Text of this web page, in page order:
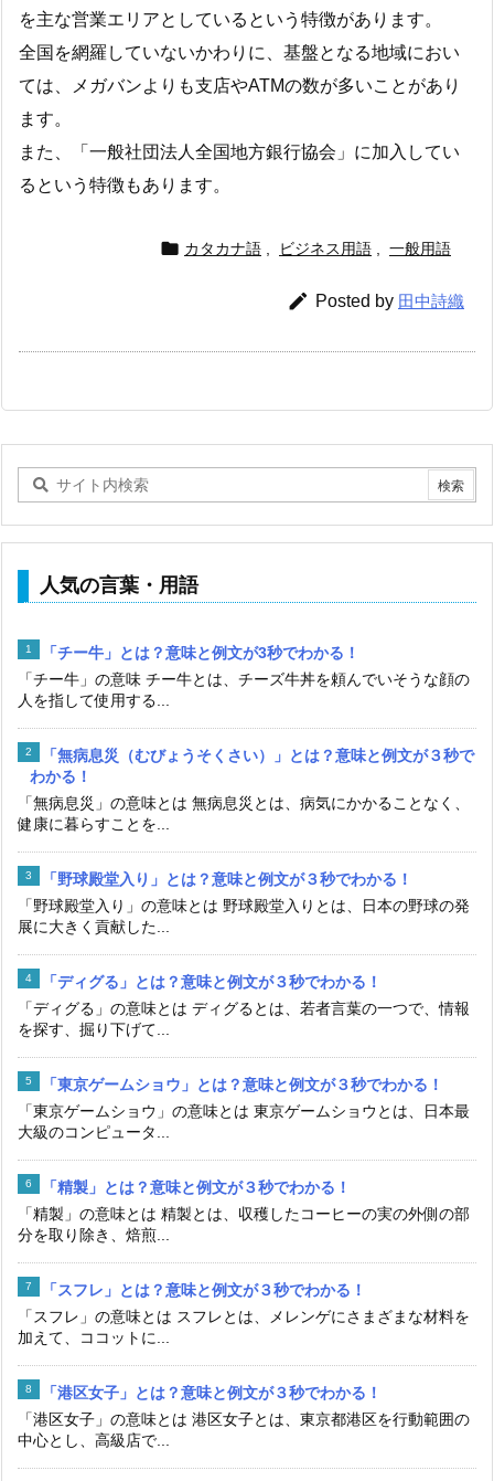
を主な営業エリアとしているという特徴があります。
全国を網羅していないかわりに、基盤となる地域におい
ては、メガバンよりも支店やATMの数が多いことがあり
ます。
また、「一般社団法人全国地方銀行協会」に加入してい
るという特徴もあります。
 カタカナ語 ビジネス用語 一般用語
 Posted by 田中詩織
人気の言葉・用語
「チー牛」とは？意味と例文が3秒でわかる！
「チー牛」の意味 チー牛とは、チーズ牛丼を頼んでいそうな顔の
人を指して使用する...
「無病息災（むびょうそくさい）」とは？意味と例文が３秒で
わかる！
「無病息災」の意味とは 無病息災とは、病気にかかることなく、
健康に暮らすことを...
「野球殿堂入り」とは？意味と例文が３秒でわかる！
「野球殿堂入り」の意味とは 野球殿堂入りとは、日本の野球の発
展に大きく貢献した...
「ディグる」とは？意味と例文が３秒でわかる！
「ディグる」の意味とは ディグるとは、若者言葉の一つで、情報
を探す、掘り下げて...
「東京ゲームショウ」とは？意味と例文が３秒でわかる！
「東京ゲームショウ」の意味とは 東京ゲームショウとは、日本最
大級のコンピュータ...
「精製」とは？意味と例文が３秒でわかる！
「精製」の意味とは 精製とは、収穫したコーヒーの実の外側の部
分を取り除き、焙煎...
「スフレ」とは？意味と例文が３秒でわかる！
「スフレ」の意味とは スフレとは、メレンゲにさまざまな材料を
加えて、ココットに...
「港区女子」とは？意味と例文が３秒でわかる！
「港区女子」の意味とは 港区女子とは、東京都港区を行動範囲の
中心とし、高級店で...